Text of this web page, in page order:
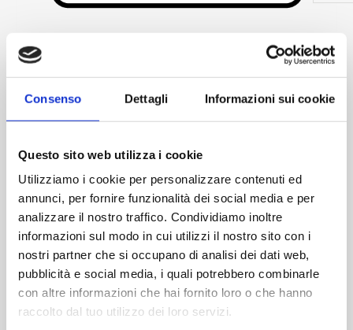
Consenso Dettagli Informazioni sui cookie
Questo sito web utilizza i cookie
Utilizziamo i cookie per personalizzare contenuti ed
annunci, per fornire funzionalità dei social media e per
analizzare il nostro traffico. Condividiamo inoltre
informazioni sul modo in cui utilizzi il nostro sito con i
nostri partner che si occupano di analisi dei dati web,
pubblicità e social media, i quali potrebbero combinarle
con altre informazioni che hai fornito loro o che hanno
raccolto dal tuo utilizzo dei loro servizi.
Skip to the beginning of the images gallery
Idonea copertura assicurativa rilasciata da REVO - ex
< 35 q.li con massimale assicurativo € 77.500.000 per 30
giorni
Disponibilita':Disponibile
ACQUISTA